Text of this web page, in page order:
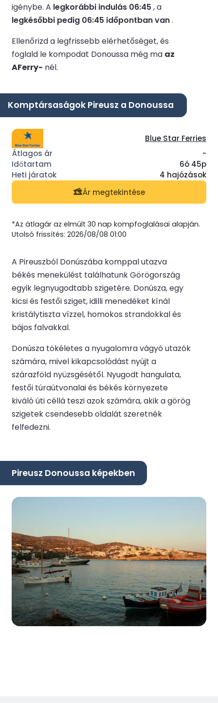
igénybe. A legkorábbi indulás 06:45 , a
legkésőbbi pedig 06:45 időpontban van.
Ellenőrizd a legfrissebb elérhetőséget, és
foglald le kompodat Donoussa még ma az
AFerry- nél.
Komptársaságok Pireusz a Donoussa
Blue Star Ferries
-
6ó 45p
4 hajózások
Ár megtekintése
*Az átlagár az elmúlt 30 nap kompfoglalásai alapján.
Utolsó frissítés: 2026/08/08 01:00
A Pireuszból Donúszába komppal utazva
békés menekülést találhatunk Görögország
egyik legnyugodtabb szigetére. Donúsza, egy
kicsi és festői sziget, idilli menedéket kínál
kristálytiszta vízzel, homokos strandokkal és
bájos falvakkal.
Donúsza tökéletes a nyugalomra vágyó utazók
számára, mivel kikapcsolódást nyújt a
szárazföld nyüzsgésétől. Nyugodt hangulata,
festői túraútvonalai és békés környezete
kiváló úti céllá teszi azok számára, akik a görög
szigetek csendesebb oldalát szeretnék
felfedezni.
Pireusz Donoussa képekben